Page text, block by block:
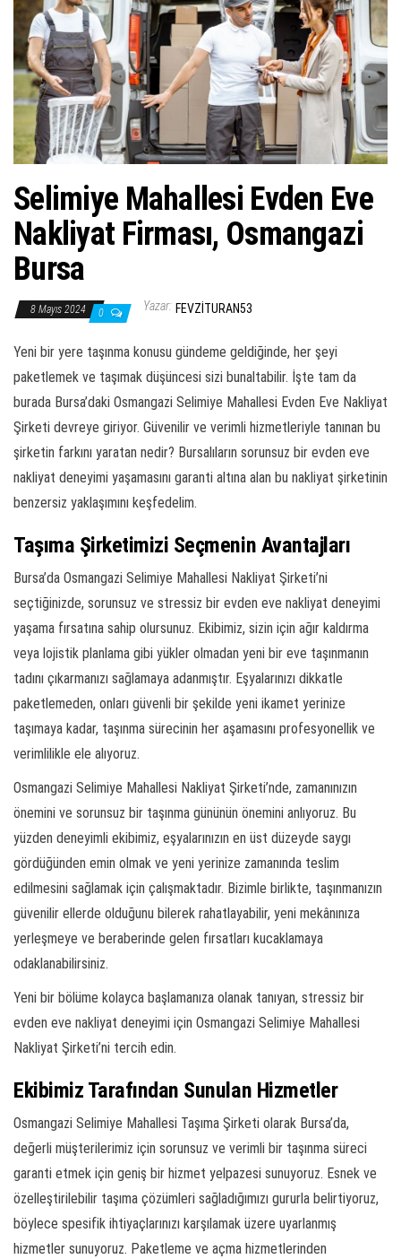
t
r
Selimiye Mahallesi Evden Eve
Nakliyat Firması, Osmangazi
Bursa
8 Mayıs 2024 0 Yazar: FEVZITURAN53
Yeni bir yere taşınma konusu gündeme geldiğinde, her şeyi
paketlemek ve taşımak düşüncesi sizi bunaltabilir. İşte tam da
burada Bursa’daki Osmangazi Selimiye Mahallesi Evden Eve Nakliyat
Şirketi devreye giriyor. Güvenilir ve verimli hizmetleriyle tanınan bu
şirketin farkını yaratan nedir? Bursalıların sorunsuz bir evden eve
nakliyat deneyimi yaşamasını garanti altına alan bu nakliyat şirketinin
benzersiz yaklaşımını keşfedelim.
Taşıma Şirketimizi Seçmenin Avantajları
Bursa’da Osmangazi Selimiye Mahallesi Nakliyat Şirketi’ni
seçtiğinizde, sorunsuz ve stressiz bir evden eve nakliyat deneyimi
yaşama fırsatına sahip olursunuz. Ekibimiz, sizin için ağır kaldırma
veya lojistik planlama gibi yükler olmadan yeni bir eve taşınmanın
tadını çıkarmanızı sağlamaya adanmıştır. Eşyalarınızı dikkatle
paketlemeden, onları güvenli bir şekilde yeni ikamet yerinize
taşımaya kadar, taşınma sürecinin her aşamasını profesyonellik ve
verimlilikle ele alıyoruz.
Osmangazi Selimiye Mahallesi Nakliyat Şirketi’nde, zamanınızın
önemini ve sorunsuz bir taşınma gününün önemini anlıyoruz. Bu
yüzden deneyimli ekibimiz, eşyalarınızın en üst düzeyde saygı
gördüğünden emin olmak ve yeni yerinize zamanında teslim
edilmesini sağlamak için çalışmaktadır. Bizimle birlikte, taşınmanızın
güvenilir ellerde olduğunu bilerek rahatlayabilir, yeni mekânınıza
yerleşmeye ve beraberinde gelen fırsatları kucaklamaya
odaklanabilirsiniz.
Yeni bir bölüme kolayca başlamanıza olanak tanıyan, stressiz bir
evden eve nakliyat deneyimi için Osmangazi Selimiye Mahallesi
Nakliyat Şirketi’ni tercih edin.
Ekibimiz Tarafından Sunulan Hizmetler
Osmangazi Selimiye Mahallesi Taşıma Şirketi olarak Bursa’da,
değerli müşterilerimiz için sorunsuz ve verimli bir taşınma süreci
garanti etmek için geniş bir hizmet yelpazesi sunuyoruz. Esnek ve
özelleştirilebilir taşıma çözümleri sağladığımızı gururla belirtiyoruz,
böylece spesifik ihtiyaçlarınızı karşılamak üzere uyarlanmış
hizmetler sunuyoruz. Paketleme ve açma hizmetlerinden